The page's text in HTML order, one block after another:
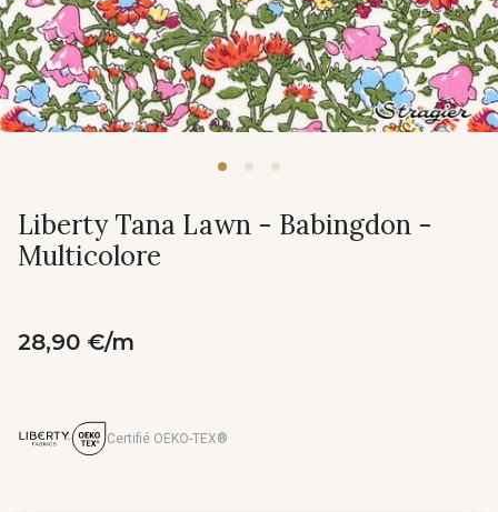
Liberty Tana Lawn - Babingdon -
Multicolore
28,90 €/m
Certifié OEKO-TEX®